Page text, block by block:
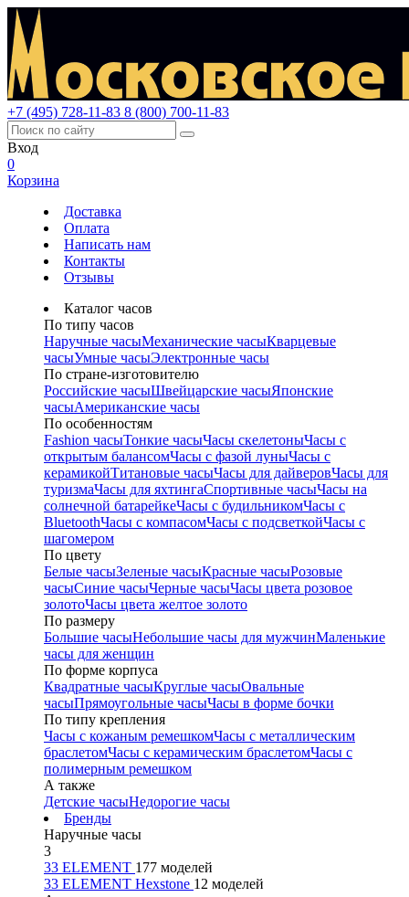
+7 (495) 728-11-83 8 (800) 700-11-83
Вход
0
Корзина
Доставка
Оплата
Написать нам
Контакты
Отзывы
Каталог часов
По типу часов
Наручные часыМеханические часыКварцевые
часыУмные часыЭлектронные часы
По стране-изготовителю
Российские часыШвейцарские часыЯпонские
часыАмериканские часы
По особенностям
Fashion часыТонкие часыЧасы скелетоныЧасы с
открытым балансомЧасы с фазой луныЧасы с
керамикойТитановые часыЧасы для дайверовЧасы для
туризмаЧасы для яхтингаСпортивные часыЧасы на
солнечной батарейкеЧасы с будильникомЧасы с
BluetoothЧасы с компасомЧасы с подсветкойЧасы с
шагомером
По цвету
Белые часыЗеленые часыКрасные часыРозовые
часыСиние часыЧерные часыЧасы цвета розовое
золотоЧасы цвета желтое золото
По размеру
Большие часыНебольшие часы для мужчинМаленькие
часы для женщин
По форме корпуса
Квадратные часыКруглые часыОвальные
часыПрямоугольные часыЧасы в форме бочки
По типу крепления
Часы с кожаным ремешкомЧасы с металлическим
браслетомЧасы с керамическим браслетомЧасы с
полимерным ремешком
А также
Детские часыНедорогие часы
Бренды
Наручные часы
3
33 ELEMENT 177 моделей
33 ELEMENT Hexstone 12 моделей